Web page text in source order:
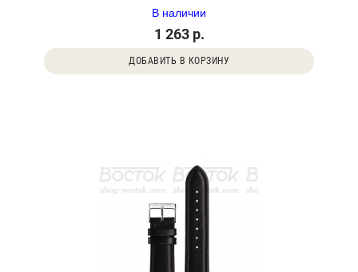
В наличии
1 263 р.
ДОБАВИТЬ В КОРЗИНУ